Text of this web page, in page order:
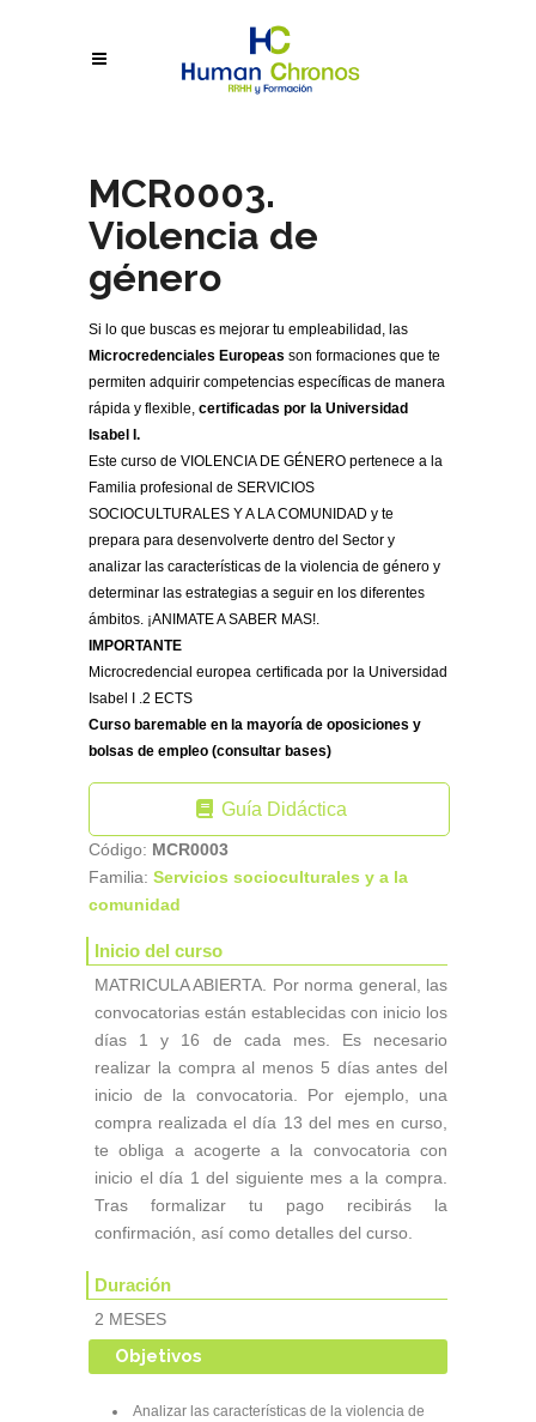
MCR0003.
Violencia de
género
Si lo que buscas es mejorar tu empleabilidad, las
Microcredenciales Europeas son formaciones que te
permiten adquirir competencias específicas de manera
rápida y flexible, certificadas por la Universidad
Isabel I.
Este curso de VIOLENCIA DE GÉNERO pertenece a la
Familia profesional de SERVICIOS
SOCIOCULTURALES Y A LA COMUNIDAD y te
prepara para desenvolverte dentro del Sector y
analizar las características de la violencia de género y
determinar las estrategias a seguir en los diferentes
ámbitos. ¡ANIMATE A SABER MAS!.
IMPORTANTE
Microcredencial europea certificada por la Universidad
Isabel I .2 ECTS
Curso baremable en la mayoría de oposiciones y
bolsas de empleo (consultar bases)
Guía Didáctica
Código: MCR0003
Familia: Servicios socioculturales y a la
comunidad
Inicio del curso
MATRICULA ABIERTA. Por norma general, las
convocatorias están establecidas con inicio los
días 1 y 16 de cada mes. Es necesario
realizar la compra al menos 5 días antes del
inicio de la convocatoria. Por ejemplo, una
compra realizada el día 13 del mes en curso,
te obliga a acogerte a la convocatoria con
inicio el día 1 del siguiente mes a la compra.
Tras formalizar tu pago recibirás la
confirmación, así como detalles del curso.
Duración
2 MESES
Objetivos
Analizar las características de la violencia de